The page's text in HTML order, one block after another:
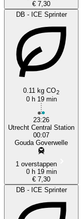
€ 7,30
DB - ICE Sprinter
0.11 kg CO2
0 h 19 min
23:26
Utrecht Central Station
00:07
Gouda Goverwelle
1 overstappen
0 h 19 min
€ 7,30
DB - ICE Sprinter